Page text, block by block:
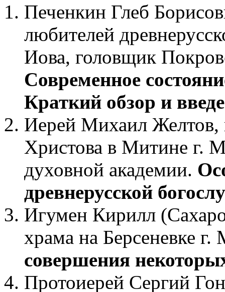
Печенкин Глеб
любителей
Иова, головщик
Современное
Краткий обзор и
Иерей Михаил Желтов,
Христова в Митине г.
духовной академии.
древнерусской
Игумен Кирилл
храма на Берсеневке
совершения
Протоиерей Сергий